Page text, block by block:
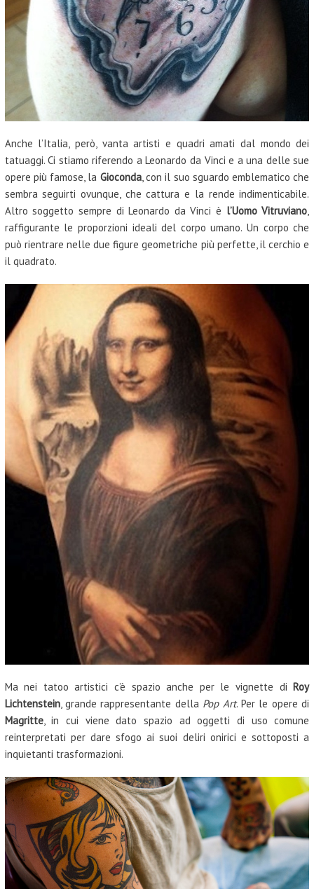
Anche l’Italia, però, vanta artisti e quadri amati dal mondo dei
tatuaggi. Ci stiamo riferendo a Leonardo da Vinci e a una delle sue
opere più famose, la Gioconda, con il suo sguardo emblematico che
sembra seguirti ovunque, che cattura e la rende indimenticabile.
Altro soggetto sempre di Leonardo da Vinci è l’Uomo Vitruviano
raffigurante le proporzioni ideali del corpo umano. Un corpo che
può rientrare nelle due figure geometriche più perfette, il cerchio e
il quadrato.
Ma nei tatoo artistici c’è spazio anche per le vignette diRoy
Lichtenstein, grande rappresentante della Pop Art. Per le opere di
Magritte, in cui viene dato spazio ad oggetti di uso comune
reinterpretati per dare sfogo ai suoi deliri onirici e sottoposti a
inquietanti trasformazioni.